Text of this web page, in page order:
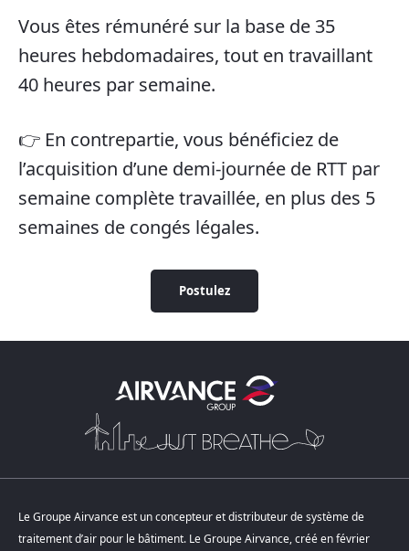
Vous êtes rémunéré sur la base de 35
heures hebdomadaires, tout en travaillant
40 heures par semaine.
👉 En contrepartie, vous bénéficiez de
l’acquisition d’une demi-journée de RTT par
semaine complète travaillée, en plus des 5
semaines de congés légales.
Postulez
Le Groupe Airvance est un concepteur et distributeur de système de
traitement d’air pour le bâtiment. Le Groupe Airvance, créé en février